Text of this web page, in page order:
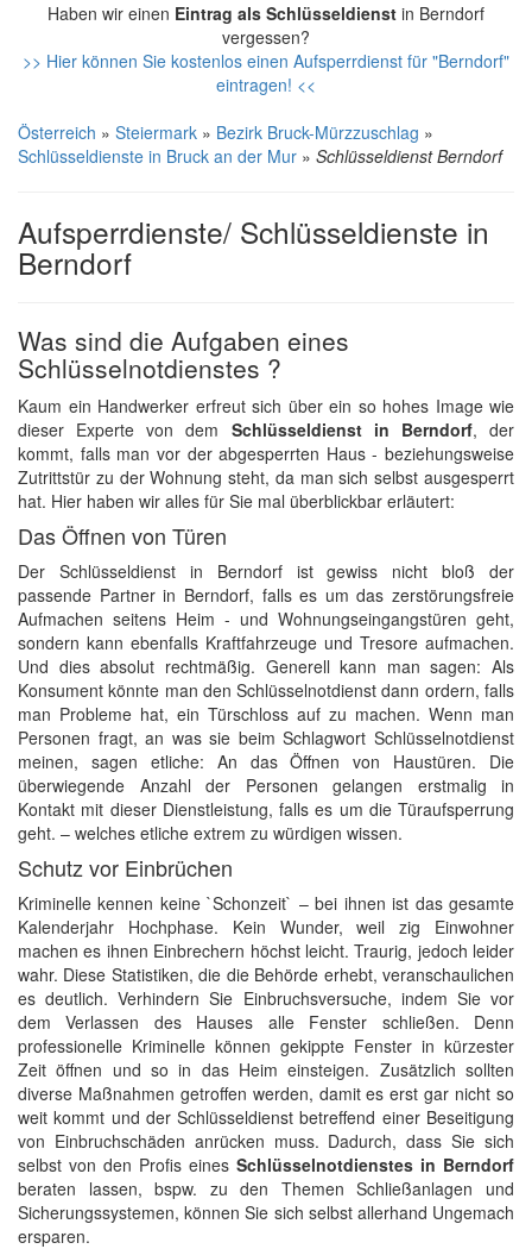
Haben wir einen Eintrag als Schlüsseldienst in Berndorf
vergessen?
>> Hier können Sie kostenlos einen Aufsperrdienst für "Berndorf"
eintragen! <<
Österreich » Steiermark » Bezirk Bruck-Mürzzuschlag »
Schlüsseldienste in Bruck an der Mur » Schlüsseldienst Berndorf
Aufsperrdienste/ Schlüsseldienste in
Berndorf
Was sind die Aufgaben eines
Schlüsselnotdienstes ?
Kaum ein Handwerker erfreut sich über ein so hohes Image wie
dieser Experte von dem Schlüsseldienst in Berndorf, der
kommt, falls man vor der abgesperrten Haus - beziehungsweise
Zutrittstür zu der Wohnung steht, da man sich selbst ausgesperrt
hat. Hier haben wir alles für Sie mal überblickbar erläutert:
Das Öffnen von Türen
Der Schlüsseldienst in Berndorf ist gewiss nicht bloß der
passende Partner in Berndorf, falls es um das zerstörungsfreie
Aufmachen seitens Heim - und Wohnungseingangstüren geht,
sondern kann ebenfalls Kraftfahrzeuge und Tresore aufmachen.
Und dies absolut rechtmäßig. Generell kann man sagen: Als
Konsument könnte man den Schlüsselnotdienst dann ordern, falls
man Probleme hat, ein Türschloss auf zu machen. Wenn man
Personen fragt, an was sie beim Schlagwort Schlüsselnotdienst
meinen, sagen etliche: An das Öffnen von Haustüren. Die
überwiegende Anzahl der Personen gelangen erstmalig in
Kontakt mit dieser Dienstleistung, falls es um die Türaufsperrung
geht. – welches etliche extrem zu würdigen wissen.
Schutz vor Einbrüchen
Kriminelle kennen keine `Schonzeit` – bei ihnen ist das gesamte
Kalenderjahr Hochphase. Kein Wunder, weil zig Einwohner
machen es ihnen Einbrechern höchst leicht. Traurig, jedoch leider
wahr. Diese Statistiken, die die Behörde erhebt, veranschaulichen
es deutlich. Verhindern Sie Einbruchsversuche, indem Sie vor
dem Verlassen des Hauses alle Fenster schließen. Denn
professionelle Kriminelle können gekippte Fenster in kürzester
Zeit öffnen und so in das Heim einsteigen. Zusätzlich sollten
diverse Maßnahmen getroffen werden, damit es erst gar nicht so
weit kommt und der Schlüsseldienst betreffend einer Beseitigung
von Einbruchschäden anrücken muss. Dadurch, dass Sie sich
selbst von den Profis eines Schlüsselnotdienstes in Berndorf
beraten lassen, bspw. zu den Themen Schließanlagen und
Sicherungssystemen, können Sie sich selbst allerhand Ungemach
ersparen.